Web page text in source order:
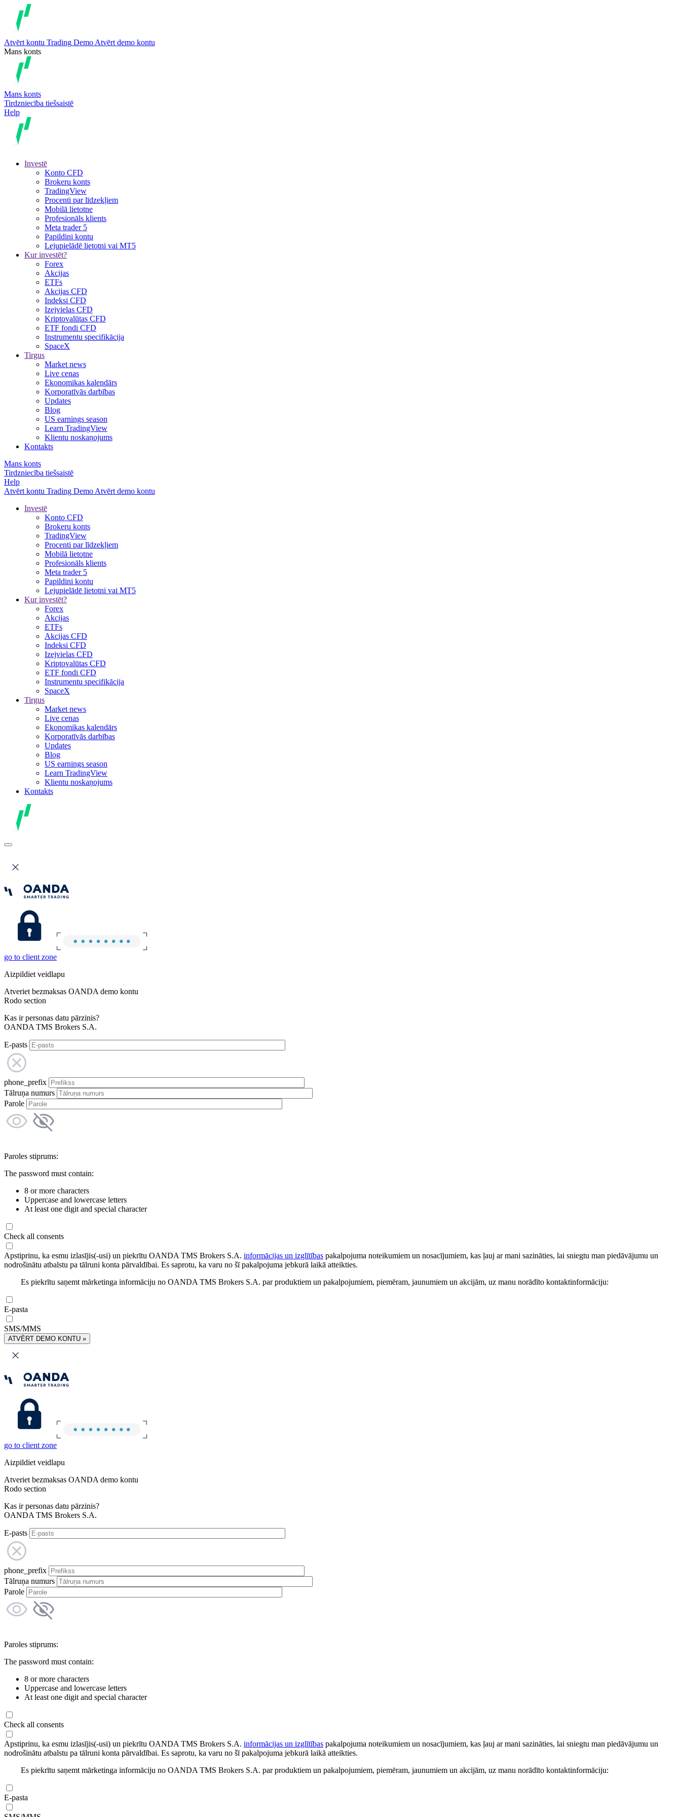
Atvērt kontu Trading Demo Atvērt demo kontu
Mans konts
Mans konts
Tirdzniecība tiešsaistē
Help
Investē
Konto CFD
Brokeru konts
TradingView
Procenti par līdzekļiem
Mobilā lietotne
Profesionāls klients
Meta trader 5
Papildini kontu
Lejupielādē lietotni vai MT5
Kur investēt?
Forex
Akcijas
ETFs
Akcijas CFD
Indeksi CFD
Izejvielas CFD
Kriptovalūtas CFD
ETF fondi CFD
Instrumentu specifikācija
SpaceX
Tirgus
Market news
Live cenas
Ekonomikas kalendārs
Korporatīvās darbības
Updates
Blog
US earnings season
Learn TradingView
Klientu noskaņojums
Kontakts
Mans konts
Tirdzniecība tiešsaistē
Help
Atvērt kontu Trading Demo Atvērt demo kontu
Investē
Konto CFD
Brokeru konts
TradingView
Procenti par līdzekļiem
Mobilā lietotne
Profesionāls klients
Meta trader 5
Papildini kontu
Lejupielādē lietotni vai MT5
Kur investēt?
Forex
Akcijas
ETFs
Akcijas CFD
Indeksi CFD
Izejvielas CFD
Kriptovalūtas CFD
ETF fondi CFD
Instrumentu specifikācija
SpaceX
Tirgus
Market news
Live cenas
Ekonomikas kalendārs
Korporatīvās darbības
Updates
Blog
US earnings season
Learn TradingView
Klientu noskaņojums
Kontakts
go to client zone
Aizpildiet veidlapu
Atveriet bezmaksas OANDA demo kontu
Rodo section
Kas ir personas datu pārzinis?
OANDA TMS Brokers S.A.
E-pasts
phone_prefix
Tālruņa numurs
Parole
Paroles stiprums:
The password must contain:
8 or more characters
Uppercase and lowercase letters
At least one digit and special character
Check all consents
Apstiprinu, ka esmu izlasījis(-usi) un piekrītu OANDA TMS Brokers S.A. informācijas un izglītības pakalpojuma noteikumiem un nosacījumiem, kas ļauj ar mani sazināties, lai sniegtu man piedāvājumu un
nodrošinātu atbalstu pa tālruni konta pārvaldībai. Es saprotu, ka varu no šī pakalpojuma jebkurā laikā atteikties.
Es piekrītu saņemt mārketinga informāciju no OANDA TMS Brokers S.A. par produktiem un pakalpojumiem, piemēram, jaunumiem un akcijām, uz manu norādīto kontaktinformāciju:
E-pasta
SMS/MMS
ATVĒRT DEMO KONTU »
go to client zone
Aizpildiet veidlapu
Atveriet bezmaksas OANDA demo kontu
Rodo section
Kas ir personas datu pārzinis?
OANDA TMS Brokers S.A.
E-pasts
phone_prefix
Tālruņa numurs
Parole
Paroles stiprums:
The password must contain:
8 or more characters
Uppercase and lowercase letters
At least one digit and special character
Check all consents
Apstiprinu, ka esmu izlasījis(-usi) un piekrītu OANDA TMS Brokers S.A. informācijas un izglītības pakalpojuma noteikumiem un nosacījumiem, kas ļauj ar mani sazināties, lai sniegtu man piedāvājumu un
nodrošinātu atbalstu pa tālruni konta pārvaldībai. Es saprotu, ka varu no šī pakalpojuma jebkurā laikā atteikties.
Es piekrītu saņemt mārketinga informāciju no OANDA TMS Brokers S.A. par produktiem un pakalpojumiem, piemēram, jaunumiem un akcijām, uz manu norādīto kontaktinformāciju:
E-pasta